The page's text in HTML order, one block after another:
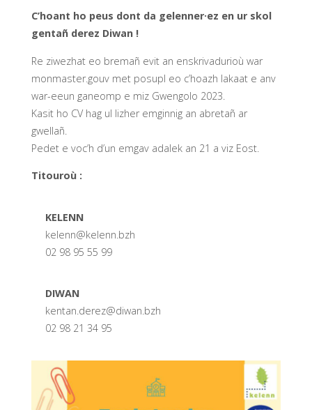
C’hoant ho peus dont da gelenner·ez en ur skol
gentañ derez Diwan !
Re ziwezhat eo bremañ evit an enskrivadurioù war
monmaster.gouv met posupl eo c’hoazh lakaat e anv
war-eeun ganeomp e miz Gwengolo 2023.
Kasit ho CV hag ul lizher emginnig an abretañ ar
gwellañ.
Pedet e voc’h d’un emgav adalek an 21 a viz Eost.
Titouroù :
KELENN
kelenn@kelenn.bzh
02 98 95 55 99
DIWAN
kentan.derez@diwan.bzh
02 98 21 34 95